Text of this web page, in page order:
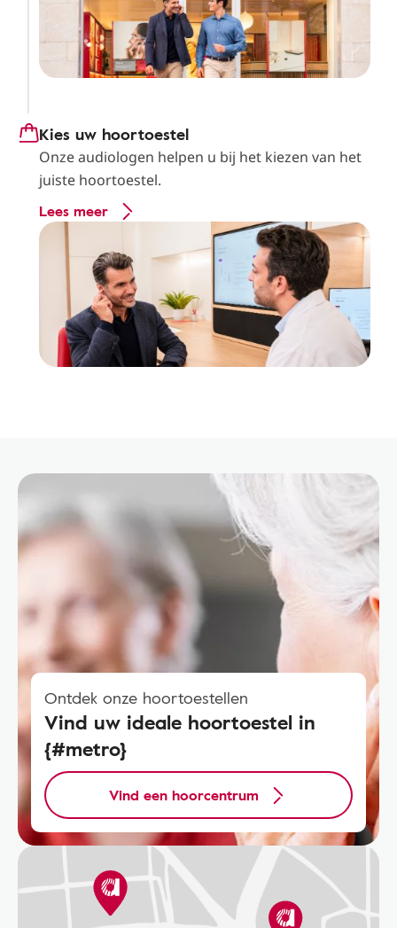
Kies uw hoortoestel
Onze audiologen helpen u bij het kiezen van het
juiste hoortoestel.
Lees meer
Ontdek onze hoortoestellen
Vind uw ideale hoortoestel in
{#metro}
Vind een hoorcentrum